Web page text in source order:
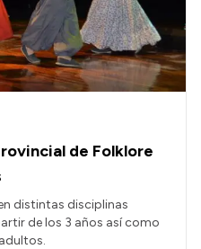
de Folklore
distintas disciplinas
de los 3 años así como